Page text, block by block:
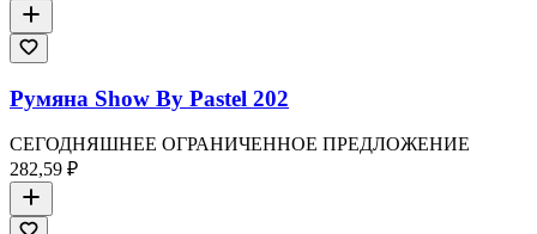
Румяна Show By Pastel 202
СЕГОДНЯШНЕЕ ОГРАНИЧЕННОЕ ПРЕДЛОЖЕНИЕ
282,59 ₽